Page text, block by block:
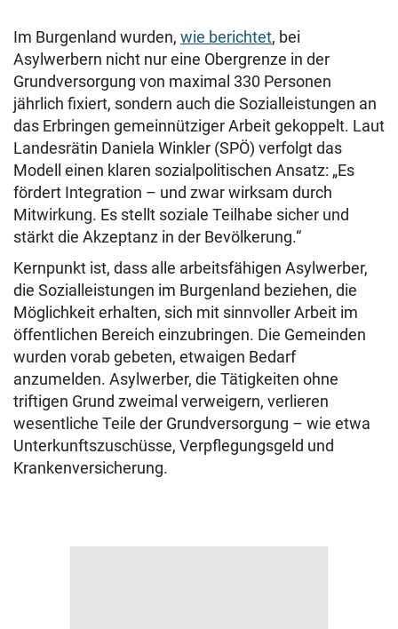
Im Burgenland wurden, wie berichtet, bei
Asylwerbern nicht nur eine Obergrenze in der
Grundversorgung von maximal 330 Personen
jährlich fixiert, sondern auch die Sozialleistungen an
das Erbringen gemeinnütziger Arbeit gekoppelt. Laut
Landesrätin Daniela Winkler (SPÖ) verfolgt das
Modell einen klaren sozialpolitischen Ansatz: „Es
fördert Integration – und zwar wirksam durch
Mitwirkung. Es stellt soziale Teilhabe sicher und
stärkt die Akzeptanz in der Bevölkerung.“
Kernpunkt ist, dass alle arbeitsfähigen Asylwerber,
die Sozialleistungen im Burgenland beziehen, die
Möglichkeit erhalten, sich mit sinnvoller Arbeit im
öffentlichen Bereich einzubringen. Die Gemeinden
wurden vorab gebeten, etwaigen Bedarf
anzumelden. Asylwerber, die Tätigkeiten ohne
triftigen Grund zweimal verweigern, verlieren
wesentliche Teile der Grundversorgung – wie etwa
Unterkunftszuschüsse, Verpflegungsgeld und
Krankenversicherung.